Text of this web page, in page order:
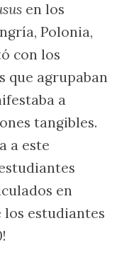
en los
Polonia,
con los
que agrupaban
a
tangibles.
a este
en
los estudiantes